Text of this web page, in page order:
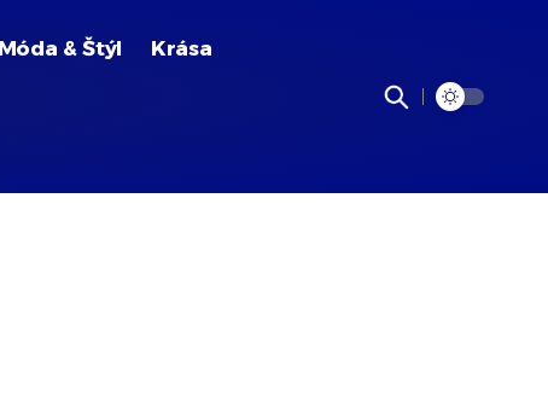
Móda & Štýl Krása